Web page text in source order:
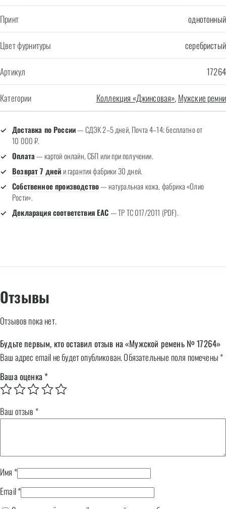
Принт однотонный
Цвет фурнитуры серебристый
Артикул 17264
Категории Коллекция «Джинсовая», Мужские ремни
Доставка по России— СДЭК 2–5 дней, Почта 4–14; бесплатно от
10 000 ₽.
Оплата— картой онлайн, СБП или при получении.
Возврат 7 днейи гарантия фабрики 30 дней.
Собственное производство— натуральная кожа, фабрика «Олио
Рости».
Декларация соответствия EAC— ТР ТС 017/2011 (PDF).
Отзывы
Отзывов пока нет.
Будьте первым, кто оставил отзыв на «Мужской ремень № 17264»
Ваш адрес email не будет опубликован.Обязательные поля помечены*
Ваша оценка *
Ваш отзыв *
Имя *
Email*